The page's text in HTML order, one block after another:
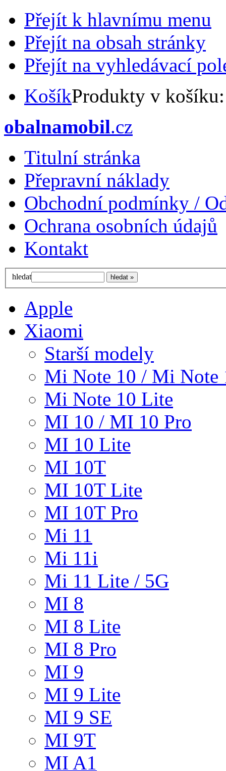
Přejít k hlavnímu menu
Přejít na obsah stránky
Přejít na vyhledávací
KošíkProdukty v
obalnamobil.cz
Titulní stránka
Přepravní náklady
Obchodní podmínky /
Ochrana osobních údajů
Kontakt
hledat
Apple
Xiaomi
Starší modely
Mi Note 10 / Mi Note
Mi Note 10 Lite
MI 10 / MI 10 Pro
MI 10 Lite
MI 10T
MI 10T Lite
MI 10T Pro
Mi 11
Mi 11i
Mi 11 Lite / 5G
MI 8
MI 8 Lite
MI 8 Pro
MI 9
MI 9 Lite
MI 9 SE
MI 9T
MI A1